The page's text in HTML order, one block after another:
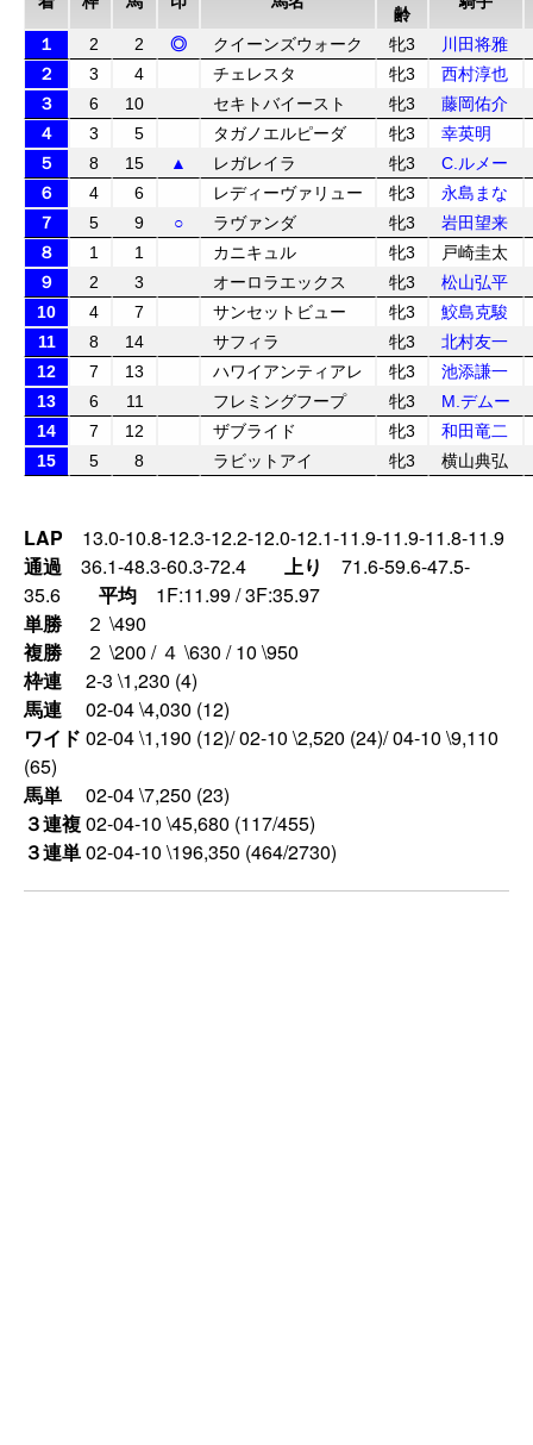
齢
１ 2 2 ◎ クイーンズウォーク 牝3
川田将雅
２
3 4 チェレスタ 牝3
西村淳也
３
6 10 セキトバイースト 牝3
藤岡佑介
４
3 5 タガノエルピーダ 牝3
幸英明
５
8 15 ▲ レガレイラ 牝3
C.ルメー
６
4 6 レディーヴァリュー 牝3
永島まな
７
5 9 ○ ラヴァンダ 牝3
岩田望来
８
1 1 カニキュル 牝3
戸崎圭太
９
2 3 オーロラエックス 牝3
松山弘平
10
4 7 サンセットビュー 牝3
鮫島克駿
11
8 14 サフィラ 牝3
北村友一
12
7 13 ハワイアンティアレ 牝3
池添謙一
13
6 11 フレミングフープ 牝3
M.デムー
14
7 12 ザブライド 牝3
和田竜二
15
5 8 ラビットアイ 牝3 横山典弘
LAP 13.0-10.8-12.3-12.2-12.0-12.1-11.9-11.9-11.8-11.9
通過 36.1-48.3-60.3-72.4 上り 71.6-59.6-47.5-
35.6 平均 1F:11.99 / 3F:35.97
単勝
２ \490
複勝
２ \200 / ４ \630 / 10 \950
枠連
2-3 \1,230 (4)
馬連
02-04 \4,030 (12)
ワイド 02-04 \1,190 (12)/ 02-10 \2,520 (24)/ 04-10 \9,110
(65)
馬単
02-04 \7,250 (23)
３連複02-04-10 \45,680 (117/455)
３連単02-04-10 \196,350 (464/2730)